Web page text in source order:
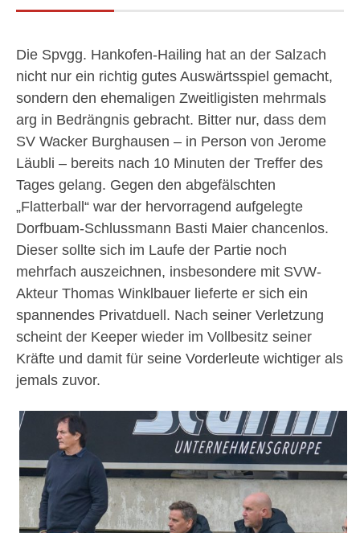
Die Spvgg. Hankofen-Hailing hat an der Salzach
nicht nur ein richtig gutes Auswärtsspiel gemacht,
sondern den ehemaligen Zweitligisten mehrmals
arg in Bedrängnis gebracht. Bitter nur, dass dem
SV Wacker Burghausen – in Person von Jerome
Läubli – bereits nach 10 Minuten der Treffer des
Tages gelang. Gegen den abgefälschten
„Flatterball“ war der hervorragend aufgelegte
Dorfbuam-Schlussmann Basti Maier chancenlos.
Dieser sollte sich im Laufe der Partie noch
mehrfach auszeichnen, insbesondere mit SVW-
Akteur Thomas Winklbauer lieferte er sich ein
spannendes Privatduell. Nach seiner Verletzung
scheint der Keeper wieder im Vollbesitz seiner
Kräfte und damit für seine Vorderleute wichtiger als
jemals zuvor.